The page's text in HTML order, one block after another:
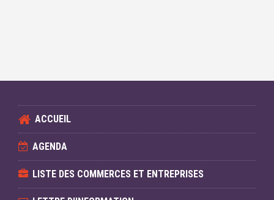
ACCUEIL
AGENDA
LISTE DES COMMERCES ET ENTREPRISES